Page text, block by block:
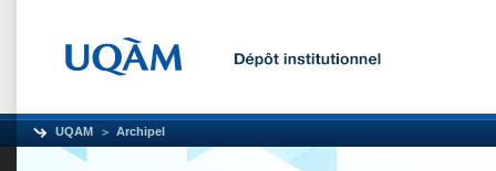
UQAM Archipel